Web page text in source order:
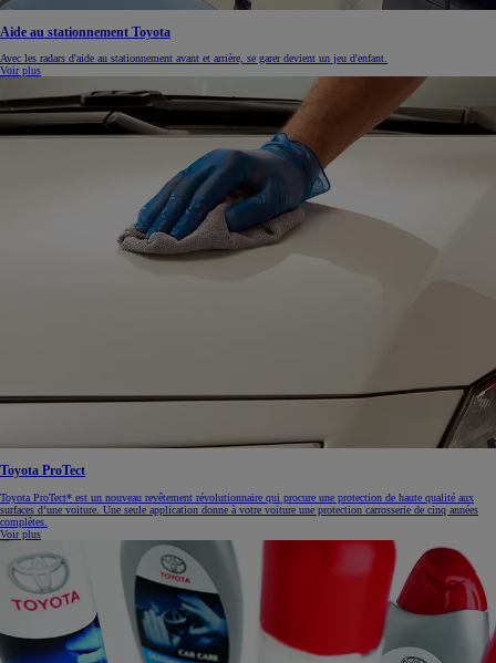
Aide au stationnement Toyota
Avec les radars d'aide au stationnement avant et arrière, se garer devient un jeu d'enfant.
Voir plus
Toyota ProTect
Toyota ProTect* est un nouveau revêtement révolutionnaire qui procure une protection de haute qualité aux
surfaces d’une voiture. Une seule application donne à votre voiture une protection carrosserie de cinq années
complètes.
Voir plus